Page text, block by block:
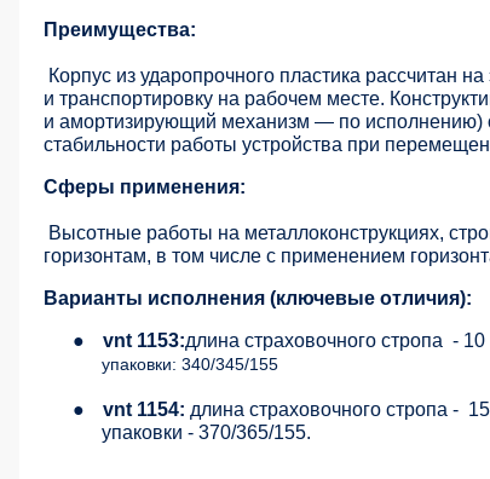
Преимущества:
Корпус из ударопрочного пластика рассчитан
и транспортировку на рабочем месте.
и амортизирующий механизм — по исполнению)
стабильности работы устройства при
Сферы применения:
Высотные работы на металлоконструкциях,
горизонтам, в том числе с применением
Варианты исполнения (ключевые отличия):
● vnt 1153:длина страховочного стропа - 10
упаковки: 340/345/155
● vnt 1154: длина страховочного стропа -
упаковки - 370/365/155.